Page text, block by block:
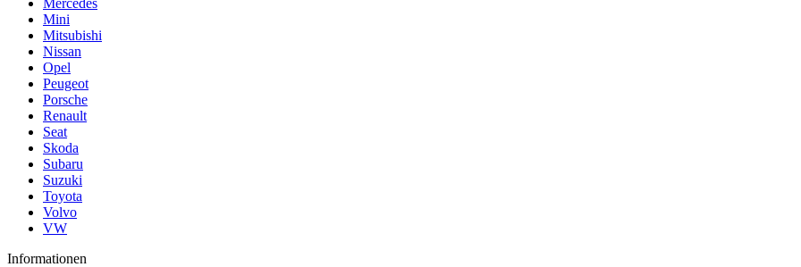
Mercedes
Mini
Mitsubishi
Nissan
Opel
Peugeot
Porsche
Renault
Seat
Skoda
Subaru
Suzuki
Toyota
Volvo
VW
Informationen